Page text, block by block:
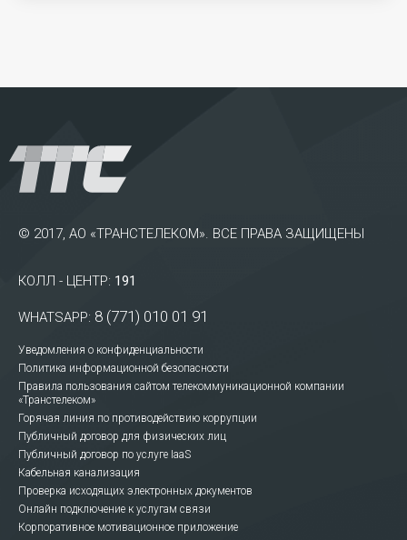
© 2017, АО «ТРАНСТЕЛЕКОМ». ВСЕ ПРАВА ЗАЩИЩЕНЫ
КОЛЛ - ЦЕНТР: 191
WHATSAPP: 8 (771) 010 01 91
Уведомления о конфиденциальности
Политика информационной безопасности
Правила пользования сайтом телекоммуникационной компании
«Транстелеком»
Горячая линия по противодействию коррупции
Публичный договор для физических лиц
Публичный договор по услуге IaaS
Кабельная канализация
Проверка исходящих электронных документов
Онлайн подключение к услугам связи
Корпоративное мотивационное приложение